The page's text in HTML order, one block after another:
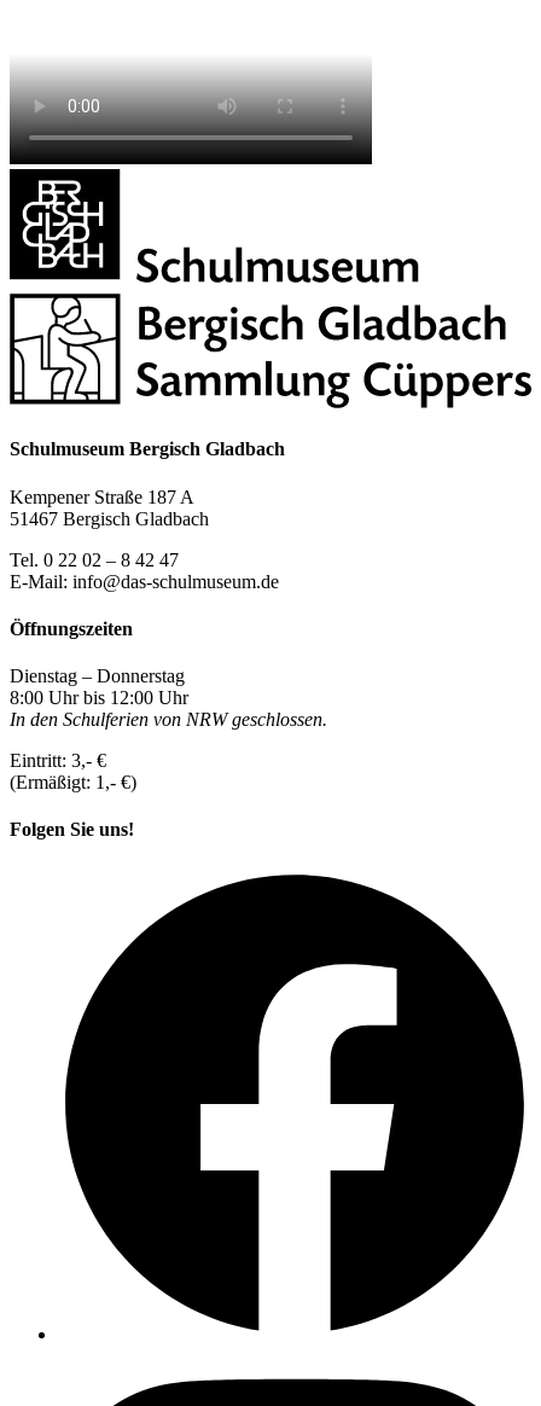
Schulmuseum Bergisch Gladbach
Kempener Straße 187 A
51467 Bergisch Gladbach
Tel. 0 22 02 – 8 42 47
E-Mail: info@das-schulmuseum.de
Öffnungszeiten
Dienstag – Donnerstag
8:00 Uhr bis 12:00 Uhr
In den Schulferien von NRW geschlossen.
Eintritt: 3,- €
(Ermäßigt: 1,- €)
Folgen Sie uns!